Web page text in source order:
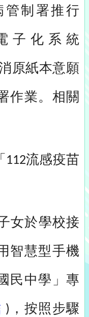
管制署推行
子化系統
原紙本意願
作業。相關
112流感疫苗
女於學校接
智慧型手機
民中學」專
) ，按照步驟